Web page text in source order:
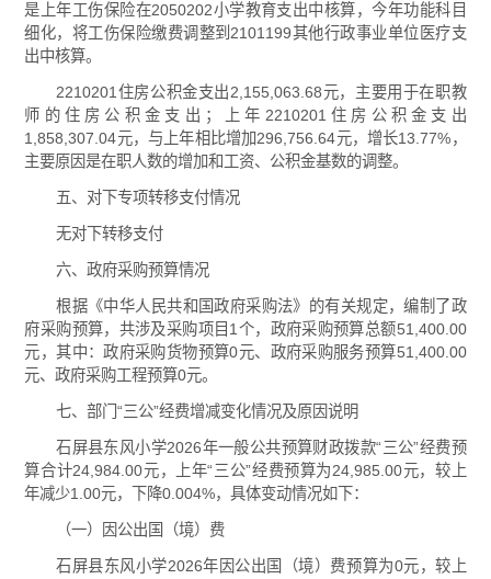
是上年工伤保险在2050202小学教育支出中核算，今年功能科目
细化，将工伤保险缴费调整到2101199其他行政事业单位医疗支
出中核算。
2210201住房公积金支出2,155,063.68元，主要用于在职教
师的住房公积金支出；上年2210201住房公积金支出
1,858,307.04元，与上年相比增加296,756.64元，增长13.77%，
主要原因是在职人数的增加和工资、公积金基数的调整。
五、对下专项转移支付情况
无对下转移支付
六、政府采购预算情况
根据《中华人民共和国政府采购法》的有关规定，编制了政
府采购预算，共涉及采购项目1个，政府采购预算总额51,400.00
元，其中：政府采购货物预算0元、政府采购服务预算51,400.00
元、政府采购工程预算0元。
七、部门“三公”经费增减变化情况及原因说明
石屏县东风小学2026年一般公共预算财政拨款“三公”经费预
算合计24,984.00元，上年“三公”经费预算为24,985.00元，较上
年减少1.00元，下降0.004%，具体变动情况如下：
（一）因公出国（境）费
石屏县东风小学2026年因公出国（境）费预算为0元，较上